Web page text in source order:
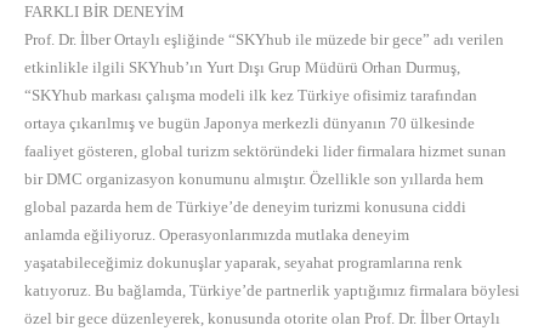
FARKLI BİR DENEYİM
Prof. Dr. İlber Ortaylı eşliğinde “SKYhub ile müzede bir gece” adı verilen
etkinlikle ilgili SKYhub’ın Yurt Dışı Grup Müdürü Orhan Durmuş,
“SKYhub markası çalışma modeli ilk kez Türkiye ofisimiz tarafından
ortaya çıkarılmış ve bugün Japonya merkezli dünyanın 70 ülkesinde
faaliyet gösteren, global turizm sektöründeki lider firmalara hizmet sunan
bir DMC organizasyon konumunu almıştır. Özellikle son yıllarda hem
global pazarda hem de Türkiye’de deneyim turizmi konusuna ciddi
anlamda eğiliyoruz. Operasyonlarımızda mutlaka deneyim
yaşatabileceğimiz dokunuşlar yaparak, seyahat programlarına renk
katıyoruz. Bu bağlamda, Türkiye’de partnerlik yaptığımız firmalara böylesi
özel bir gece düzenleyerek, konusunda otorite olan Prof. Dr. İlber Ortaylı